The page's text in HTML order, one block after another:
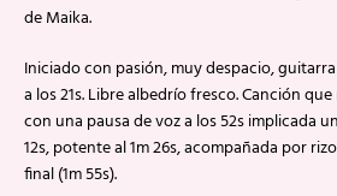
de Maika.
Iniciado con pasión, muy despacio,
a los 21s. Libre albedrío fresco. Canción
con una pausa de voz a los 52s implicada
12s, potente al 1m 26s, acompañada por
final (1m 55s).